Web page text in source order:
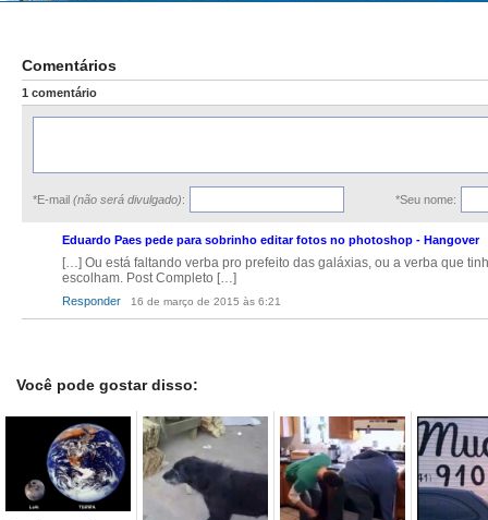
Comentários
1 comentário
*E-mail (não será divulgado): *Seu nome:
Eduardo Paes pede para sobrinho editar fotos no photoshop - Hangover
16 de março de 2015 às 6:21
[…] Ou está faltando verba pro prefeito das galáxias, ou a verba que
escolham. Post Completo […]
Responder
Você pode gostar disso: